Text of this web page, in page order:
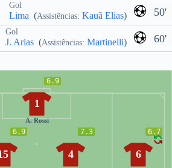
50'
Gol
Lima (Assistências: Kauã Elias)
60'
Gol
J. Arias (Assistências: Martinelli)
6.9
1
A. Rossi
6.7
6
7.3
4
6.9